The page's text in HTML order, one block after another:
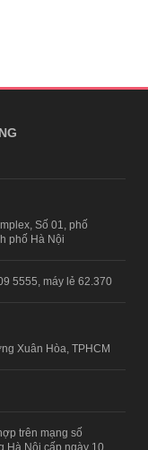
Số 01, phố
phố Hà Nội
5555, máy lẻ 62.370
Xuân Hòa, TPHCM
trên mạng số
Hà Nội cấp ngày 10